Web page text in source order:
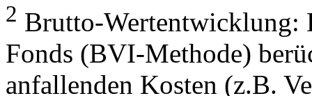
2 Brutto-Wertentwicklung:
Fonds (BVI-Methode)
anfallenden Kosten (z.B.